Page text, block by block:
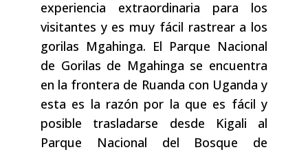
experiencia extraordinaria para los
visitantes y es muy fácil rastrear a los
gorilas Mgahinga. El Parque Nacional
de Gorilas de Mgahinga se encuentra
en la frontera de Ruanda con Uganda y
esta es la razón por la que es fácil y
posible trasladarse desde Kigali al
Parque Nacional del Bosque de